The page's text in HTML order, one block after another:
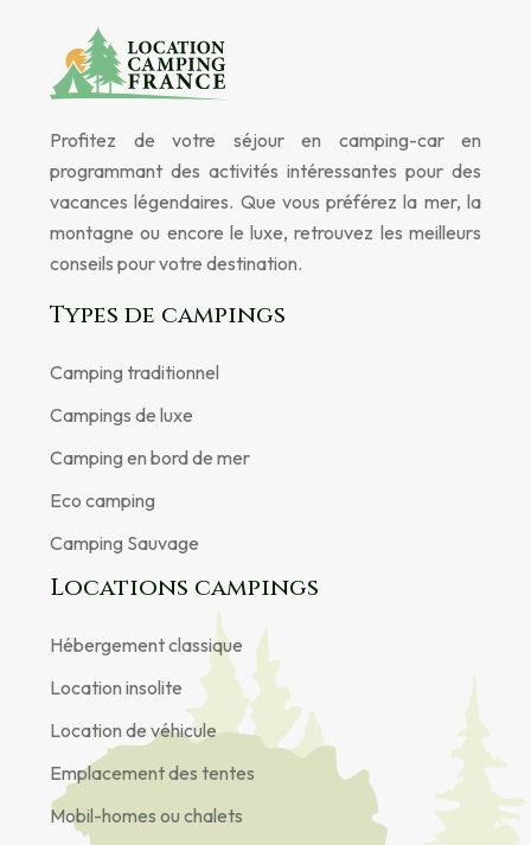
Profitez de votre séjour en camping-car en
programmant des activités intéressantes pour des
vacances légendaires. Que vous préférez la mer, la
montagne ou encore le luxe, retrouvez les meilleurs
conseils pour votre destination.
Types de campings
Camping traditionnel
Campings de luxe
Camping en bord de mer
Eco camping
Camping Sauvage
Locations campings
Hébergement classique
Location insolite
Location de véhicule
Emplacement des tentes
Mobil-homes ou chalets